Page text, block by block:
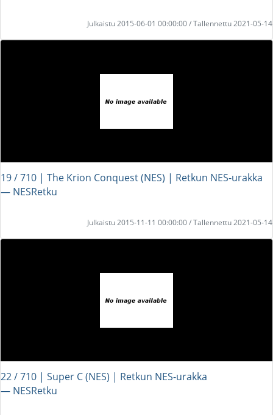
Julkaistu 2015-06-01 00:00:00 / Tallennettu 2021-05-14
19 / 710 | The Krion Conquest (NES) | Retkun NES-urakka
― NESRetku
Julkaistu 2015-11-11 00:00:00 / Tallennettu 2021-05-14
22 / 710 | Super C (NES) | Retkun NES-urakka
― NESRetku